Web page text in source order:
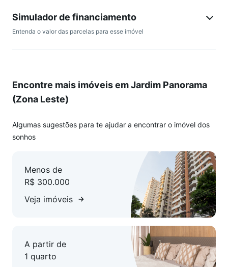
Simulador de financiamento
Entenda o valor das parcelas para esse imóvel
Encontre mais imóveis em Jardim Panorama
(Zona Leste)
Algumas sugestões para te ajudar a encontrar o imóvel dos
sonhos
Menos de
R$ 300.000
Veja imóveis
A partir de
1 quarto